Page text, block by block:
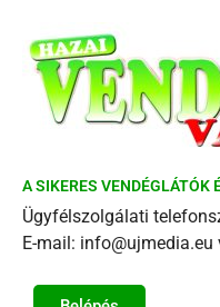
A SIKERES
Ügyfélszolgálati
E-mail: info@ujmedia.eu